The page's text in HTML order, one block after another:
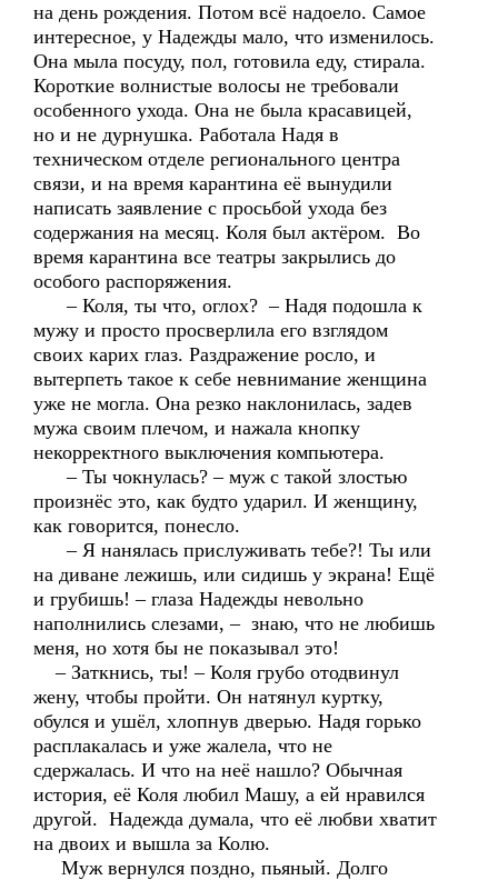
на день рождения. Потом всё надоело. Самое
интересное, у Надежды мало, что изменилось.
Она мыла посуду, пол, готовила еду, стирала.
Короткие волнистые волосы не требовали
особенного ухода. Она не была красавицей,
но и не дурнушка. Работала Надя в
техническом отделе регионального центра
связи, и на время карантина её вынудили
написать заявление с просьбой ухода без
содержания на месяц. Коля был актёром. Во
время карантина все театры закрылись до
особого распоряжения.
– Коля, ты что, оглох? – Надя подошла к
мужу и просто просверлила его взглядом
своих карих глаз. Раздражение росло, и
вытерпеть такое к себе невнимание женщина
уже не могла. Она резко наклонилась, задев
мужа своим плечом, и нажала кнопку
некорректного выключения компьютера.
– Ты чокнулась? – муж с такой злостью
произнёс это, как будто ударил. И женщину,
как говорится, понесло.
– Я нанялась прислуживать тебе?! Ты или
на диване лежишь, или сидишь у экрана! Ещё
и грубишь! – глаза Надежды невольно
наполнились слезами, – знаю, что не любишь
меня, но хотя бы не показывал это!
– Заткнись, ты! – Коля грубо отодвинул
жену, чтобы пройти. Он натянул куртку,
обулся и ушёл, хлопнув дверью. Надя горько
расплакалась и уже жалела, что не
сдержалась. И что на неё нашло? Обычная
история, её Коля любил Машу, а ей нравился
другой. Надежда думала, что её любви хватит
на двоих и вышла за Колю.
Муж вернулся поздно, пьяный. Долго